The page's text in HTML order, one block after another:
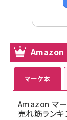
Amazon
マーケ本
Amazon マ
売れ筋ランキ